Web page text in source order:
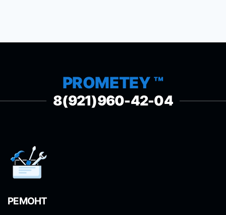
PROMETEY ™
8(921)960-42-04
РЕМОНТ